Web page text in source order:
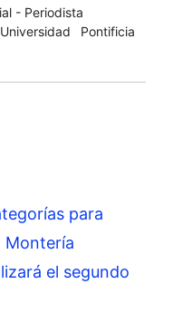
- Periodista
Pontificia
para
Montería
el segundo